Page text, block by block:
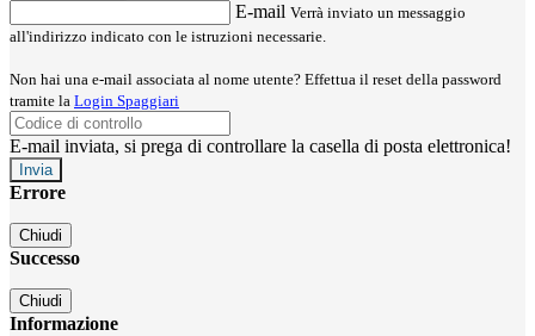
E-mail Verrà inviato un messaggio
all'indirizzo indicato con le istruzioni necessarie.
Non hai una e-mail associata al nome utente? Effettua il reset della password
tramite la Login Spaggiari
E-mail inviata, si prega di controllare la casella di posta elettronica!
Errore
Chiudi
Successo
Chiudi
Informazione